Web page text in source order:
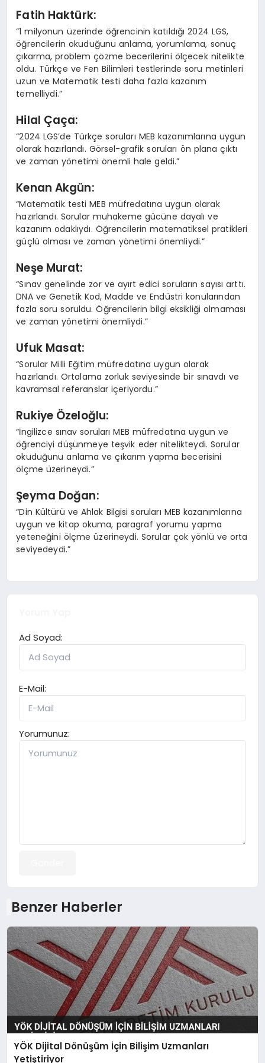
Fatih Haktürk:
“1 milyonun üzerinde öğrencinin katıldığı 2024 LGS,
öğrencilerin okuduğunu anlama, yorumlama, sonuç
çıkarma, problem çözme becerilerini ölçecek nitelikte
oldu. Türkçe ve Fen Bilimleri testlerinde soru metinleri
uzun ve Matematik testi daha fazla kazanım
temelliydi.”
Hilal Çaça:
“2024 LGS’de Türkçe soruları MEB kazanımlarına uygun
olarak hazırlandı. Görsel-grafik soruları ön plana çıktı
ve zaman yönetimi önemli hale geldi.”
Kenan Akgün:
“Matematik testi MEB müfredatına uygun olarak
hazırlandı. Sorular muhakeme gücüne dayalı ve
kazanım odaklıydı. Öğrencilerin matematiksel pratikleri
güçlü olması ve zaman yönetimi önemliydi.”
Neşe Murat:
“Sınav genelinde zor ve ayırt edici soruların sayısı arttı.
DNA ve Genetik Kod, Madde ve Endüstri konularından
fazla soru soruldu. Öğrencilerin bilgi eksikliği olmaması
ve zaman yönetimi önemliydi.”
Ufuk Masat:
“Sorular Milli Eğitim müfredatına uygun olarak
hazırlandı. Ortalama zorluk seviyesinde bir sınavdı ve
kavramsal referanslar içeriyordu.”
Rukiye Özeloğlu:
“İngilizce sınav soruları MEB müfredatına uygun ve
öğrenciyi düşünmeye teşvik eder nitelikteydi. Sorular
okuduğunu anlama ve çıkarım yapma becerisini
ölçme üzerineydi.”
Şeyma Doğan:
“Din Kültürü ve Ahlak Bilgisi soruları MEB kazanımlarına
uygun ve kitap okuma, paragraf yorumu yapma
yeteneğini ölçme üzerineydi. Sorular çok yönlü ve orta
seviyedeydi.”
Ad Soyad:
E-Mail:
Yorumunuz:
Benzer Haberler
YÖK Dijital Dönüşüm İçin Bilişim Uzmanları
Yetiştiriyor